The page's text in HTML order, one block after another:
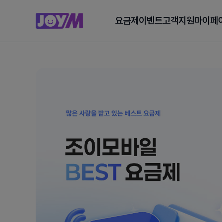
요금제 이벤트고객지원마이페